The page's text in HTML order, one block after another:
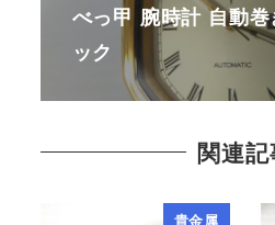
べっ甲 腕時計 自動
ック
関連記
貴金属